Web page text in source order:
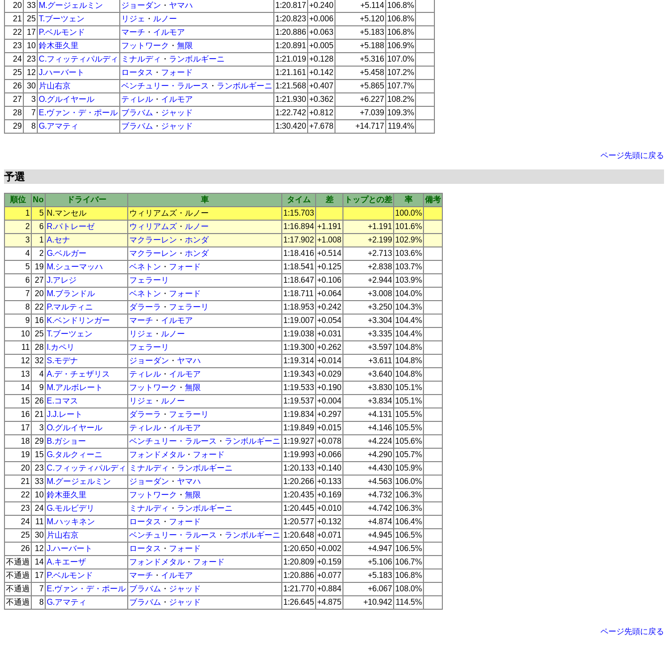
20 33 M.グージェルミン ジョーダン ・ ヤマハ 1:20.817 +0.240 +5.114 106.8%
21
25 T.ブーツェン リジェ ・ ルノー 1:20.823 +0.006 +5.120 106.8%
22
17 P.ベルモンド マーチ ・ イルモア 1:20.886 +0.063 +5.183 106.8%
23
10 鈴木亜久里 フットワーク ・ 無限 1:20.891 +0.005 +5.188 106.9%
24
23 C.フィッティパルディ ミナルディ ・ ランボルギーニ 1:21.019 +0.128 +5.316 107.0%
25
12 J.ハーバート ロータス ・ フォード 1:21.161 +0.142 +5.458 107.2%
26 30 片山右京 ベンチュリー・ラルース ・ ランボルギーニ 1:21.568 +0.407 +5.865 107.7%
27
3 O.グルイヤール ティレル ・ イルモア 1:21.930 +0.362 +6.227 108.2%
28
7 E.ヴァン・デ・ポール ブラバム ・ ジャッド 1:22.742 +0.812 +7.039 109.3%
29
8 G.アマティ ブラバム ・ ジャッド 1:30.420 +7.678 +14.717 119.4%
ページ先頭に戻る
予選
順位 No ドライバー 車 タイム 差 トップとの差 率
備考
1
5 N.マンセル ウィリアムズ ・ ルノー 1:15.703
100.0%
2
6 R.パトレーゼ ウィリアムズ ・ ルノー 1:16.894 +1.191 +1.191 101.6%
3
1 A.セナ マクラーレン ・ ホンダ 1:17.902 +1.008 +2.199 102.9%
4
2 G.ベルガー マクラーレン ・ ホンダ 1:18.416 +0.514 +2.713 103.6%
5
19 M.シューマッハ ベネトン ・ フォード 1:18.541 +0.125 +2.838 103.7%
6
27 J.アレジ フェラーリ 1:18.647 +0.106 +2.944 103.9%
7
20 M.ブランドル ベネトン ・ フォード 1:18.711 +0.064 +3.008 104.0%
8
22 P.マルティニ ダラーラ ・ フェラーリ 1:18.953 +0.242 +3.250 104.3%
9
16 K.ベンドリンガー マーチ ・ イルモア 1:19.007 +0.054 +3.304 104.4%
10
25 T.ブーツェン リジェ ・ ルノー 1:19.038 +0.031 +3.335 104.4%
11
28 I.カペリ フェラーリ 1:19.300 +0.262 +3.597 104.8%
12
32 S.モデナ ジョーダン ・ ヤマハ 1:19.314 +0.014 +3.611 104.8%
13
4 A.デ・チェザリス ティレル ・ イルモア 1:19.343 +0.029 +3.640 104.8%
14
9 M.アルボレート フットワーク ・ 無限 1:19.533 +0.190 +3.830 105.1%
15
26 E.コマス リジェ ・ ルノー 1:19.537 +0.004 +3.834 105.1%
16
21 J.J.レート ダラーラ ・ フェラーリ 1:19.834 +0.297 +4.131 105.5%
17
3 O.グルイヤール ティレル ・ イルモア 1:19.849 +0.015 +4.146 105.5%
18
29 B.ガショー ベンチュリー・ラルース ・ ランボルギーニ 1:19.927 +0.078 +4.224 105.6%
19
15 G.タルクィーニ フォンドメタル ・ フォード 1:19.993 +0.066 +4.290 105.7%
20
23 C.フィッティパルディ ミナルディ ・ ランボルギーニ 1:20.133 +0.140 +4.430 105.9%
21
33 M.グージェルミン ジョーダン ・ ヤマハ 1:20.266 +0.133 +4.563 106.0%
22
10 鈴木亜久里 フットワーク ・ 無限 1:20.435 +0.169 +4.732 106.3%
23
24 G.モルビデリ ミナルディ ・ ランボルギーニ 1:20.445 +0.010 +4.742 106.3%
24
11 M.ハッキネン ロータス ・ フォード 1:20.577 +0.132 +4.874 106.4%
25 30 片山右京 ベンチュリー・ラルース ・ ランボルギーニ 1:20.648 +0.071 +4.945 106.5%
26
12 J.ハーバート ロータス ・ フォード 1:20.650 +0.002 +4.947 106.5%
不通過
14 A.キエーザ フォンドメタル ・ フォード 1:20.809 +0.159 +5.106 106.7%
不通過
17 P.ベルモンド マーチ ・ イルモア 1:20.886 +0.077 +5.183 106.8%
不通過
7 E.ヴァン・デ・ポール ブラバム ・ ジャッド 1:21.770 +0.884 +6.067 108.0%
不通過
8 G.アマティ ブラバム ・ ジャッド 1:26.645 +4.875 +10.942 114.5%
ページ先頭に戻る